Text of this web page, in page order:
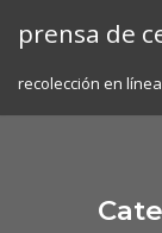
prensa de
recolección en